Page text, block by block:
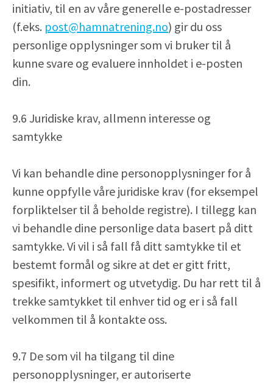
initiativ, til en av våre generelle e-postadresser
(f.eks. post@hamnatrening.no) gir du oss
personlige opplysninger som vi bruker til å
kunne svare og evaluere innholdet i e-posten
din.
9.6 Juridiske krav, allmenn interesse og
samtykke
Vi kan behandle dine personopplysninger for å
kunne oppfylle våre juridiske krav (for eksempel
forpliktelser til å beholde registre). I tillegg kan
vi behandle dine personlige data basert på ditt
samtykke. Vi vil i så fall få ditt samtykke til et
bestemt formål og sikre at det er gitt fritt,
spesifikt, informert og utvetydig. Du har rett til å
trekke samtykket til enhver tid og er i så fall
velkommen til å kontakte oss.
9.7 De som vil ha tilgang til dine
personopplysninger, er autoriserte